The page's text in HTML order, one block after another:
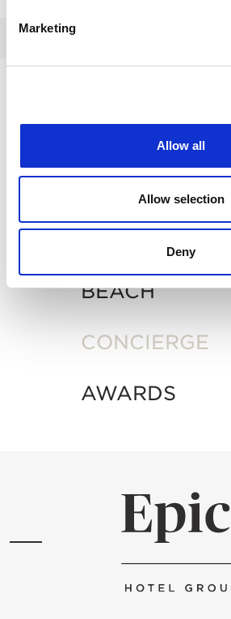
Marketing
Allow all
Allow selection
Deny
INTERESSANT
FACILITIES &
BEACH
CONCIERGE
AWARDS